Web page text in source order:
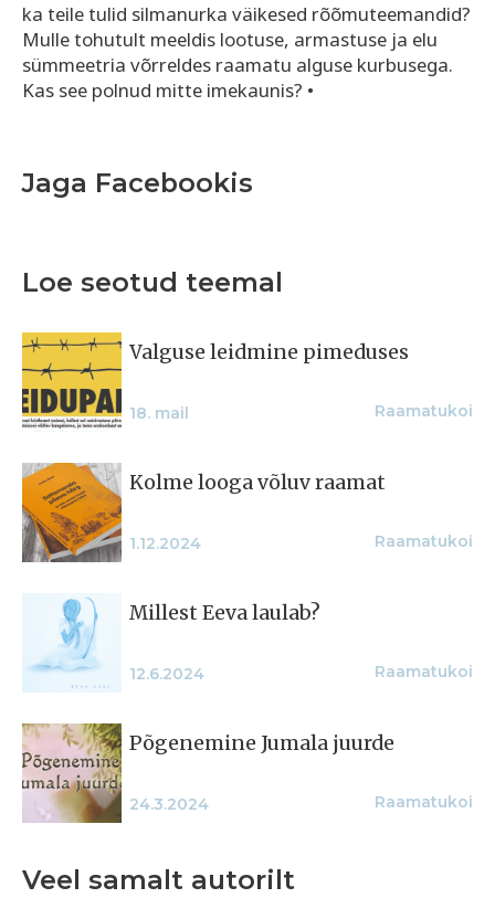
ka teile tulid silmanurka väikesed rõõmuteemandid?
Mulle tohutult meeldis lootuse, armastuse ja elu
sümmeetria võrreldes raamatu alguse kurbusega.
Kas see polnud mitte imekaunis? •
Jaga Facebookis
Loe seotud teemal
Valguse leidmine pimeduses
18. mail Raamatukoi
Kolme looga võluv raamat
1.12.2024 Raamatukoi
Millest Eeva laulab?
12.6.2024 Raamatukoi
Põgenemine Jumala juurde
24.3.2024 Raamatukoi
Veel samalt autorilt